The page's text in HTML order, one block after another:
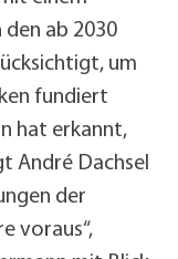
ab 2030
um
fundiert
hat erkannt,
André Dachsel
der
voraus“,